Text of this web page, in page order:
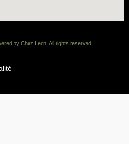
by Chez Leon. All rights reserved